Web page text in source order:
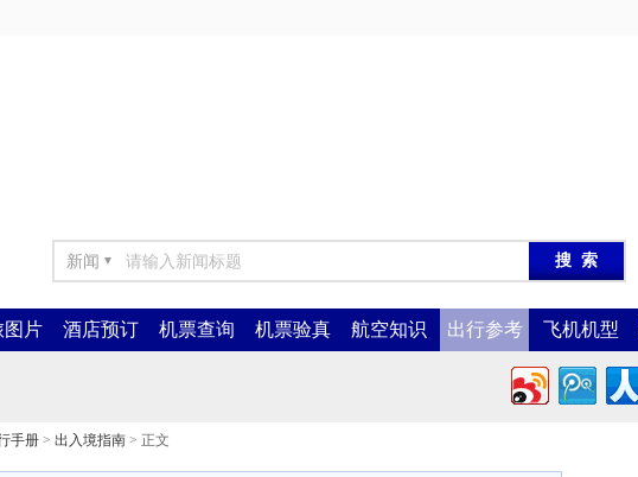
新闻 ▼
图片 酒店预订 机票查询 机票验真 航空知识 出行参考 飞机机型
手册 > 出入境指南 > 正文